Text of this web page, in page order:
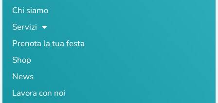
Chi siamo
Servizi
Prenota la tua festa
Shop
News
Lavora con noi